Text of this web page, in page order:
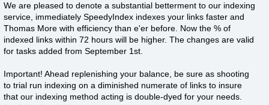
We are pleased to denote a substantial betterment to our indexing
service, immediately SpeedyIndex indexes your links faster and
Thomas More with efficiency than e'er before. Now the % of
indexed links within 72 hours will be higher. The changes are valid
for tasks added from September 1st.
Important! Ahead replenishing your balance, be sure as shooting
to trial run indexing on a diminished numerate of links to insure
that our indexing method acting is double-dyed for your needs.